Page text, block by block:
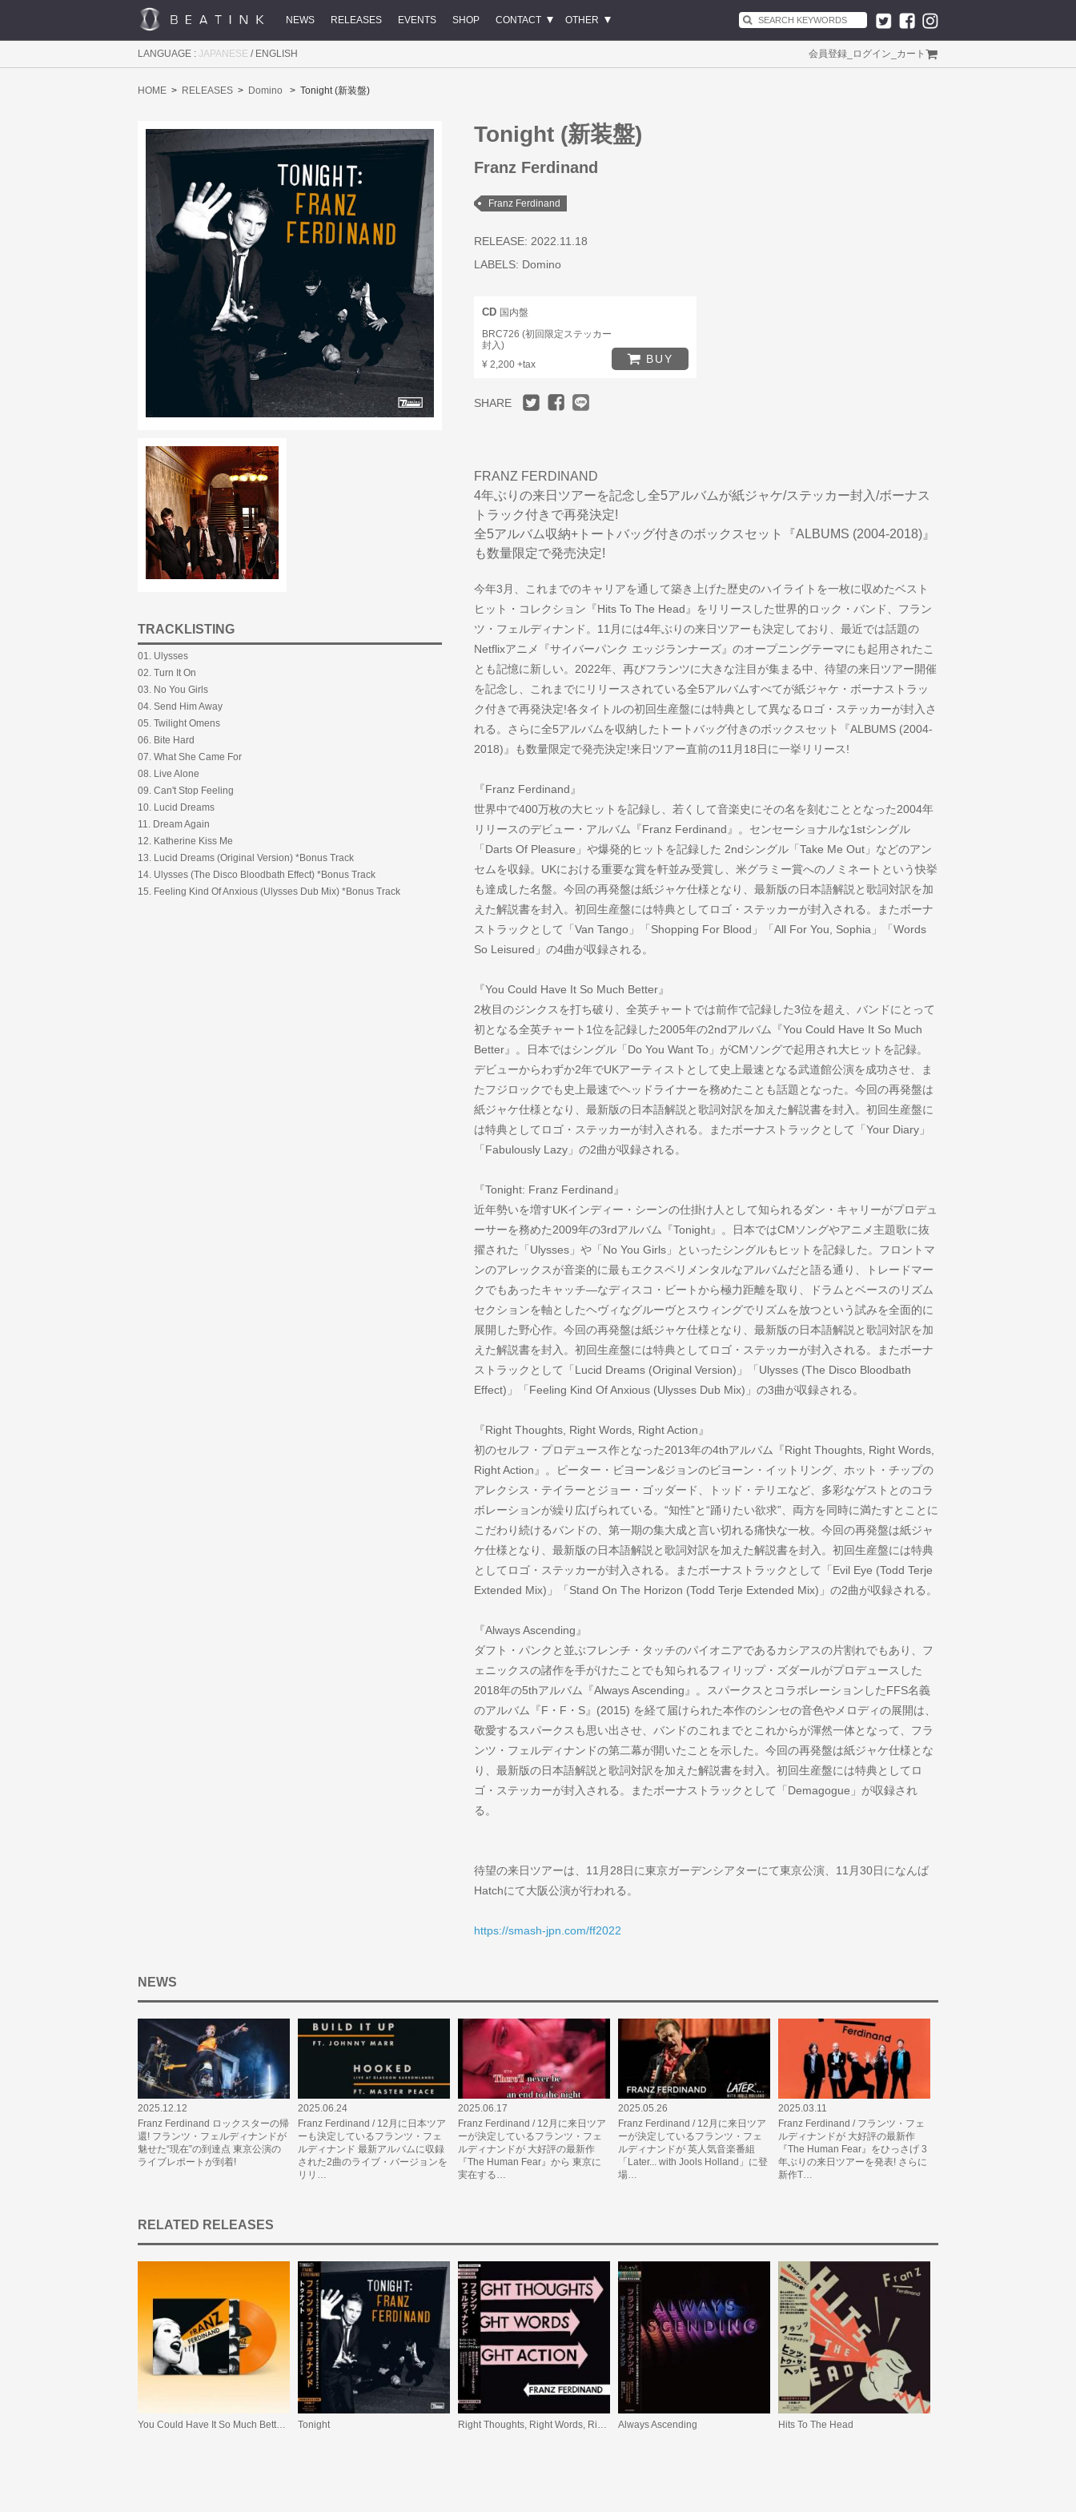
NEWS RELEASES EVENTS SHOP CONTACT OTHER
LANGUAGE : JAPANESE / ENGLISH 会員登録 ログイン カート
HOME RELEASES Domino Tonight (新装盤)
Tonight (新装盤)
Franz Ferdinand
Franz Ferdinand
RELEASE: 2022.11.18
LABELS: Domino
CD 国内盤
BRC726 (初回限定ステッカー
封入)
¥ 2,200 +tax
BUY
SHARE
FRANZ FERDINAND
4年ぶりの来日ツアーを記念し全5アルバムが紙ジャケ/ステッカー封入/ボーナス
トラック付きで再発決定!
全5アルバム収納+トートバッグ付きのボックスセット『ALBUMS (2004-2018)』
も数量限定で発売決定!
今年3月、これまでのキャリアを通して築き上げた歴史のハイライトを一枚に収めたベスト
ヒット・コレクション『Hits To The Head』をリリースした世界的ロック・バンド、フラン
ツ・フェルディナンド。11月には4年ぶりの来日ツアーも決定しており、最近では話題の
Netflixアニメ『サイバーパンク エッジランナーズ』のオープニングテーマにも起用されたこ
とも記憶に新しい。2022年、再びフランツに大きな注目が集まる中、待望の来日ツアー開催
を記念し、これまでにリリースされている全5アルバムすべてが紙ジャケ・ボーナストラッ
ク付きで再発決定!各タイトルの初回生産盤には特典として異なるロゴ・ステッカーが封入さ
れる。さらに全5アルバムを収納したトートバッグ付きのボックスセット『ALBUMS (2004-
2018)』も数量限定で発売決定!来日ツアー直前の11月18日に一挙リリース!
『Franz Ferdinand』
世界中で400万枚の大ヒットを記録し、若くして音楽史にその名を刻むこととなった2004年
リリースのデビュー・アルバム『Franz Ferdinand』。センセーショナルな1stシングル
「Darts Of Pleasure」や爆発的ヒットを記録した 2ndシングル「Take Me Out」などのアン
セムを収録。UKにおける重要な賞を軒並み受賞し、米グラミー賞へのノミネートという快挙
も達成した名盤。今回の再発盤は紙ジャケ仕様となり、最新版の日本語解説と歌詞対訳を加
えた解説書を封入。初回生産盤には特典としてロゴ・ステッカーが封入される。またボーナ
ストラックとして「Van Tango」「Shopping For Blood」「All For You, Sophia」「Words
So Leisured」の4曲が収録される。
『You Could Have It So Much Better』
2枚目のジンクスを打ち破り、全英チャートでは前作で記録した3位を超え、バンドにとって
初となる全英チャート1位を記録した2005年の2ndアルバム『You Could Have It So Much
Better』。日本ではシングル「Do You Want To」がCMソングで起用され大ヒットを記録。
デビューからわずか2年でUKアーティストとして史上最速となる武道館公演を成功させ、ま
たフジロックでも史上最速でヘッドライナーを務めたことも話題となった。今回の再発盤は
紙ジャケ仕様となり、最新版の日本語解説と歌詞対訳を加えた解説書を封入。初回生産盤に
は特典としてロゴ・ステッカーが封入される。またボーナストラックとして「Your Diary」
「Fabulously Lazy」の2曲が収録される。
『Tonight: Franz Ferdinand』
近年勢いを増すUKインディー・シーンの仕掛け人として知られるダン・キャリーがプロデュ
ーサーを務めた2009年の3rdアルバム『Tonight』。日本ではCMソングやアニメ主題歌に抜
擢された「Ulysses」や「No You Girls」といったシングルもヒットを記録した。フロントマ
ンのアレックスが音楽的に最もエクスペリメンタルなアルバムだと語る通り、トレードマー
クでもあったキャッチ―なディスコ・ビートから極力距離を取り、ドラムとベースのリズム
セクションを軸としたヘヴィなグルーヴとスウィングでリズムを放つという試みを全面的に
展開した野心作。今回の再発盤は紙ジャケ仕様となり、最新版の日本語解説と歌詞対訳を加
えた解説書を封入。初回生産盤には特典としてロゴ・ステッカーが封入される。またボーナ
ストラックとして「Lucid Dreams (Original Version)」「Ulysses (The Disco Bloodbath
Effect)」「Feeling Kind Of Anxious (Ulysses Dub Mix)」の3曲が収録される。
『Right Thoughts, Right Words, Right Action』
初のセルフ・プロデュース作となった2013年の4thアルバム『Right Thoughts, Right Words,
Right Action』。ピーター・ビヨーン&ジョンのビヨーン・イットリング、ホット・チップの
アレクシス・テイラーとジョー・ゴッダード、トッド・テリエなど、多彩なゲストとのコラ
ボレーションが繰り広げられている。“知性”と“踊りたい欲求”、両方を同時に満たすとことに
こだわり続けるバンドの、第一期の集大成と言い切れる痛快な一枚。今回の再発盤は紙ジャ
ケ仕様となり、最新版の日本語解説と歌詞対訳を加えた解説書を封入。初回生産盤には特典
としてロゴ・ステッカーが封入される。またボーナストラックとして「Evil Eye (Todd Terje
Extended Mix)」「Stand On The Horizon (Todd Terje Extended Mix)」の2曲が収録される。
『Always Ascending』
ダフト・パンクと並ぶフレンチ・タッチのパイオニアであるカシアスの片割れでもあり、フ
ェニックスの諸作を手がけたことでも知られるフィリップ・ズダールがプロデュースした
2018年の5thアルバム『Always Ascending』。スパークスとコラボレーションしたFFS名義
のアルバム『F・F・S』(2015) を経て届けられた本作のシンセの音色やメロディの展開は、
敬愛するスパークスも思い出させ、バンドのこれまでとこれからが渾然一体となって、フラ
ンツ・フェルディナンドの第二幕が開いたことを示した。今回の再発盤は紙ジャケ仕様とな
り、最新版の日本語解説と歌詞対訳を加えた解説書を封入。初回生産盤には特典としてロ
ゴ・ステッカーが封入される。またボーナストラックとして「Demagogue」が収録され
る。
待望の来日ツアーは、11月28日に東京ガーデンシアターにて東京公演、11月30日になんば
Hatchにて大阪公演が行われる。
https://smash-jpn.com/ff2022
TRACKLISTING
01. Ulysses
02. Turn It On
03. No You Girls
04. Send Him Away
05. Twilight Omens
06. Bite Hard
07. What She Came For
08. Live Alone
09. Can't Stop Feeling
10. Lucid Dreams
11. Dream Again
12. Katherine Kiss Me
13. Lucid Dreams (Original Version) *Bonus Track
14. Ulysses (The Disco Bloodbath Effect) *Bonus Track
15. Feeling Kind Of Anxious (Ulysses Dub Mix) *Bonus Track
NEWS
2025.12.12
Franz Ferdinand ロックスターの帰
還! フランツ・フェルディナンドが
魅せた“現在”の到達点 東京公演の
ライブレポートが到着!
2025.06.24
Franz Ferdinand / 12月に日本ツア
ーも決定しているフランツ・フェ
ルディナンド 最新アルバムに収録
された2曲のライブ・バージョンを
リリ…
2025.06.17
Franz Ferdinand / 12月に来日ツア
ーが決定しているフランツ・フェ
ルディナンドが 大好評の最新作
『The Human Fear』から 東京に
実在する…
2025.05.26
Franz Ferdinand / 12月に来日ツア
ーが決定しているフランツ・フェ
ルディナンドが 英人気音楽番組
「Later... with Jools Holland」に登
場…
2025.03.11
Franz Ferdinand / フランツ・フェ
ルディナンドが 大好評の最新作
『The Human Fear』をひっさげ 3
年ぶりの来日ツアーを発表! さらに
新作T…
RELATED RELEASES
You Could Have It So Much Better (20th Anniversary Edition) Tonight Right Thoughts, Right Words, Right Action Always Ascending Hits To The Head